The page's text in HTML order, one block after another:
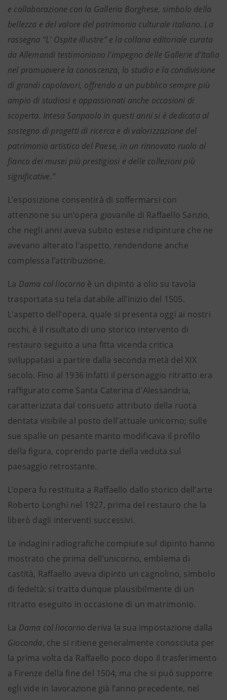
e collaborazione con la Galleria Borghese, simbolo della
bellezza e del valore del patrimonio culturale italiano. La
rassegna “L’ Ospite illustre” e la collana editoriale curata
da Allemandi testimoniano l’impegno delle Gallerie d’Italia
nel promuovere la conoscenza, lo studio e la condivisione
di grandi capolavori, offrendo a un pubblico sempre più
ampio di studiosi e appassionati anche occasioni di
scoperta. Intesa Sanpaolo in questi anni si è dedicata al
sostegno di progetti di ricerca e di valorizzazione del
patrimonio artistico del Paese, in un rinnovato ruolo al
fianco dei musei più prestigiosi e delle collezioni più
significative.”
L’esposizione consentirà di soffermarsi con
attenzione su un’opera giovanile di Raffaello Sanzio,
che negli anni aveva subito estese ridipinture che ne
avevano alterato l’aspetto, rendendone anche
complessa l’attribuzione.
La Dama col liocorno è un dipinto a olio su tavola
trasportata su tela databile all’inizio del 1505.
L'aspetto dell'opera, quale si presenta oggi ai nostri
occhi, è il risultato di uno storico intervento di
restauro seguito a una fitta vicenda critica
sviluppatasi a partire dalla seconda metà del XIX
secolo. Fino al 1936 infatti il personaggio ritratto era
raffigurato come Santa Caterina d'Alessandria,
caratterizzata dal consueto attributo della ruota
dentata visibile al posto dell'attuale unicorno; sulle
sue spalle un pesante manto modificava il profilo
della figura, coprendo parte della veduta sul
paesaggio retrostante.
L’opera fu restituita a Raffaello dallo storico dell’arte
Roberto Longhi nel 1927, prima del restauro che la
liberò dagli interventi successivi.
Le indagini radiografiche compiute sul dipinto hanno
mostrato che prima dell’unicorno, emblema di
castità, Raffaello aveva dipinto un cagnolino, simbolo
di fedeltà: si tratta dunque plausibilmente di un
ritratto eseguito in occasione di un matrimonio.
La Dama col liocorno deriva la sua impostazione dalla
Gioconda, che si ritiene generalmente conosciuta per
la prima volta da Raffaello poco dopo il trasferimento
a Firenze della fine del 1504, ma che si può supporre
egli vide in lavorazione già l’anno precedente, nel